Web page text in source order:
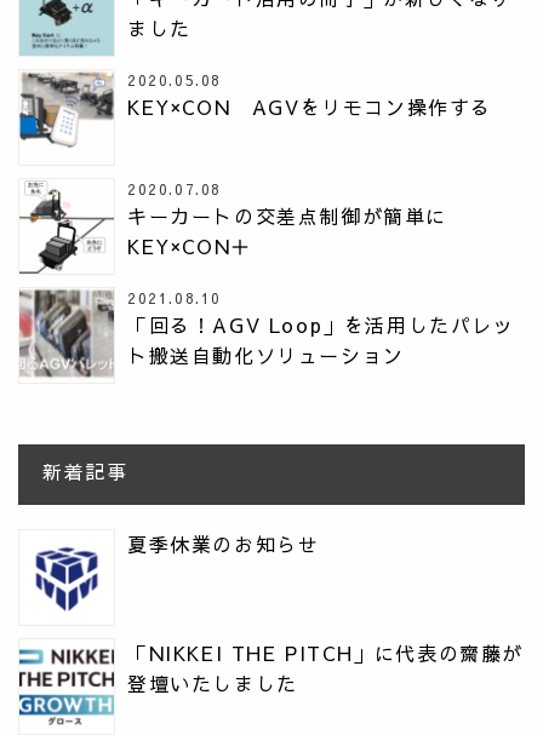
ました
2020.05.08
KEY×CON AGVをリモコン操作する
2020.07.08
キーカートの交差点制御が簡単に
KEY×CON＋
2021.08.10
「回る！AGV Loop」を活用したパレッ
ト搬送自動化ソリューション
新着記事
夏季休業のお知らせ
「NIKKEI THE PITCH」に代表の齋藤が
登壇いたしました